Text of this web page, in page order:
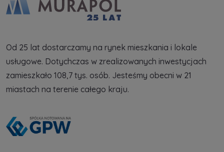
Od 25 lat dostarczamy na rynek mieszkania i lokale
usługowe. Dotychczas w zrealizowanych inwestycjach
zamieszkało 108,7 tys. osób. Jesteśmy obecni w 21
miastach na terenie całego kraju.